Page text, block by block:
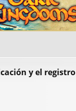
y el registro